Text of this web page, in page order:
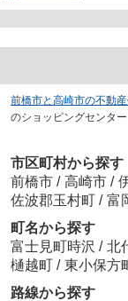
前橋市と高崎市の不動
のショッピングセンター
市区町村から探す
前橋市 / 高崎市 /
佐波郡玉村町 / 富
町名から探す
富士見町時沢 / 北
樋越町 / 東小保方
路線から探す